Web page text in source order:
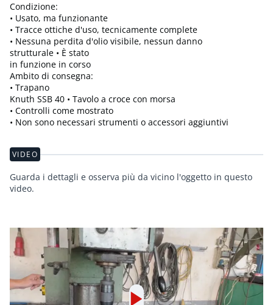
Condizione:
• Usato, ma funzionante
• Tracce ottiche d'uso, tecnicamente complete
• Nessuna perdita d'olio visibile, nessun danno
strutturale • È stato
in funzione in corso
Ambito di consegna:
• Trapano
Knuth SSB 40 • Tavolo a croce con morsa
• Controlli come mostrato
• Non sono necessari strumenti o accessori aggiuntivi
VIDEO
Guarda i dettagli e osserva più da vicino l'oggetto in questo
video.